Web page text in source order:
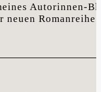
Autorinnen-
neuen Romanreihe